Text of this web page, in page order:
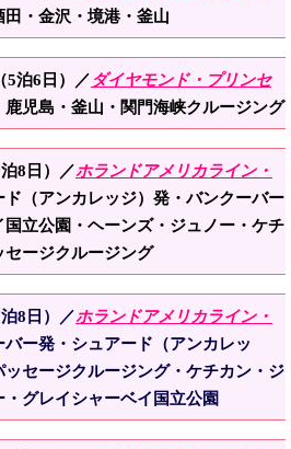
・金沢・境港・釜山
5泊6日）／ダイヤモンド・プリンセ
鹿児島・釜山・関門海峡クルージング
8日）／ホランドアメリカライン・
ド（アンカレッジ）発・バンクーバー
立公園・ヘーンズ・ジュノー・ケチ
セージクルージング
8日）／ホランドアメリカライン・
バー発・シュアード（アンカレッ
セージクルージング・ケチカン・ジ
グレイシャーベイ国立公園